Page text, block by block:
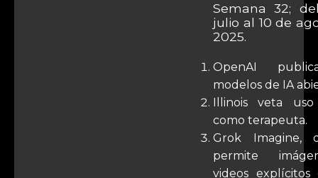
Semana 32;
julio al 10 de
2025.
OpenAI
modelos de IA
Illinois veta
como terapeuta.
Grok Imagine,
permite
videos explícitos